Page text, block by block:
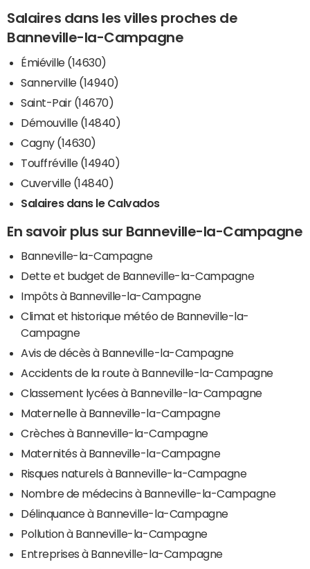
Salaires dans les villes proches de
Banneville-la-Campagne
Émiéville (14630)
Sannerville (14940)
Saint-Pair (14670)
Démouville (14840)
Cagny (14630)
Touffréville (14940)
Cuverville (14840)
Salaires dans le Calvados
En savoir plus sur Banneville-la-Campagne
Banneville-la-Campagne
Dette et budget de Banneville-la-Campagne
Impôts à Banneville-la-Campagne
Climat et historique météo de Banneville-la-
Campagne
Avis de décès à Banneville-la-Campagne
Accidents de la route à Banneville-la-Campagne
Classement lycées à Banneville-la-Campagne
Maternelle à Banneville-la-Campagne
Crèches à Banneville-la-Campagne
Maternités à Banneville-la-Campagne
Risques naturels à Banneville-la-Campagne
Nombre de médecins à Banneville-la-Campagne
Délinquance à Banneville-la-Campagne
Pollution à Banneville-la-Campagne
Entreprises à Banneville-la-Campagne